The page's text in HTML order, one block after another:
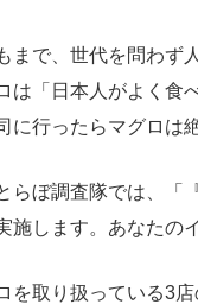
まで、世代を問わず
は「日本人がよく食
に行ったらマグロは
ぼ調査隊では、「
施します。あなたの
取り扱っている3店